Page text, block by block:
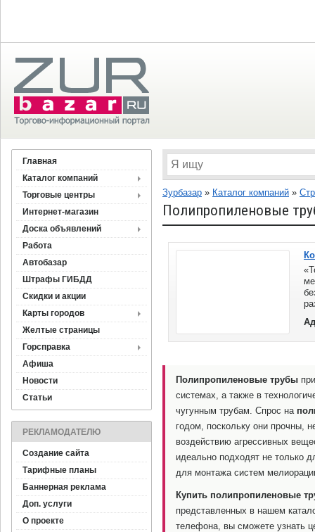
Главная
Каталог компаний
Торговые центры
Интернет-магазин
Доска объявлений
Работа
Автобазар
Штрафы ГИБДД
Скидки и акции
Карты городов
Желтые страницы
Горсправка
Афиша
Новости
Статьи
РЕКЛАМОДАТЕЛЮ
Создание сайта
Тарифные планы
Баннерная реклама
Доп. услуги
О проекте
Зурбазар » Каталог компаний »
Полипропиленовые
Полипропиленовые трубы
системах, а также в
чугунным трубам. Спрос на
годом, поскольку они прочны,
воздействию агрессивных
идеально подходят не только
для монтажа систем
Купить полипропиленовые
представленных в нашем
телефона, вы сможете узнать